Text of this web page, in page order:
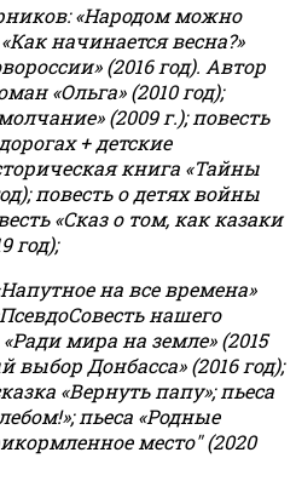
«Народом можно
начинается весна?»
(2016 год). Автор
«Ольга» (2010 год);
(2009 г.); повесть
+ детские
книга «Тайны
повесть о детях войны
«Сказ о том, как казаки
год);
на все времена»
нашего
мира на земле» (2015
выбор Донбасса» (2016 год);
«Вернуть папу»; пьеса
;пьеса «Родные
место" (2020